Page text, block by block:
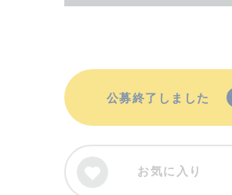
公募終了しました
お気に入り